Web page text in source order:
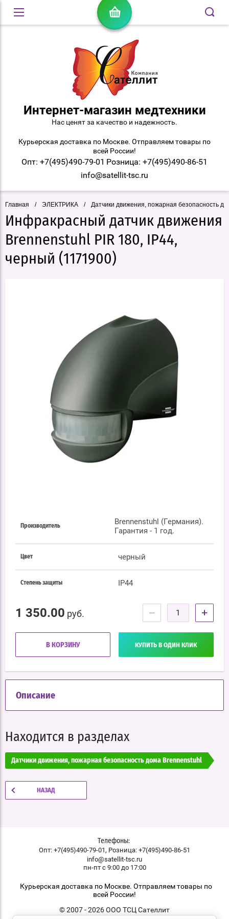
Интернет-магазин медтехники
Нас ценят за качество и надежность.
Курьерская доставка по Москве. Отправляем товары по
всей России!
Опт: +7(495)490-79-01 Розница: +7(495)490-86-51
info@satellit-tsc.ru
Главная / ЭЛЕКТРИКА / Датчики движения, пожарная безопасность
Инфракрасный датчик движения
Brennenstuhl PIR 180, IP44,
черный (1171900)
Производитель
Brennenstuhl (Германия).
Гарантия - 1 год.
Цвет черный
Степень защиты IP44
1 350.00 руб. − +
В КОРЗИНУ КУПИТЬ В ОДИН КЛИК
Описание
Находится в разделах
Датчики движения, пожарная безопасность дома Brennenstuhl
НАЗАД
Телефоны:
Опт: +7(495)490-79-01, Розница: +7(495)490-86-51
info@satellit-tsc.ru
пн-пт с 9:00 до 17:00
Курьерская доставка по Москве. Отправляем товары по
всей России!
© 2007 - 2026 ООО ТСЦ Сателлит